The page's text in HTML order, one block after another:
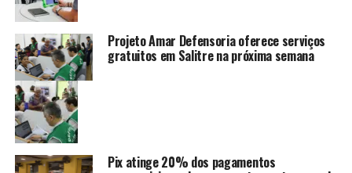
Projeto Amar Defensoria oferece serviços
gratuitos em Salitre na próxima semana
Pix atinge 20% dos pagamentos